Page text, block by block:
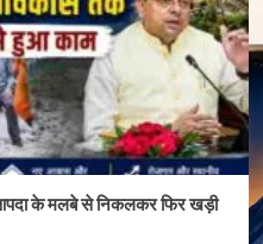
के मलबे से निकलकर फिर खड़ी